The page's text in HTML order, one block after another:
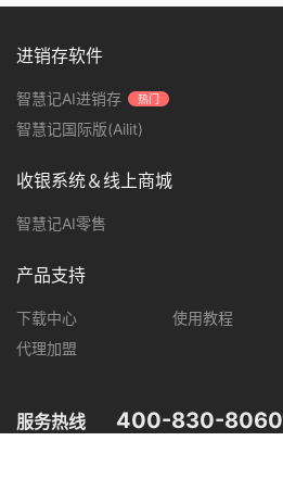
服务热线 400-830-8060
进销存软件
智慧记AI进销存 热门
智慧记国际版(Ailit)
收银系统＆线上商城
智慧记AI零售
产品支持
下载中心 使用教程
代理加盟